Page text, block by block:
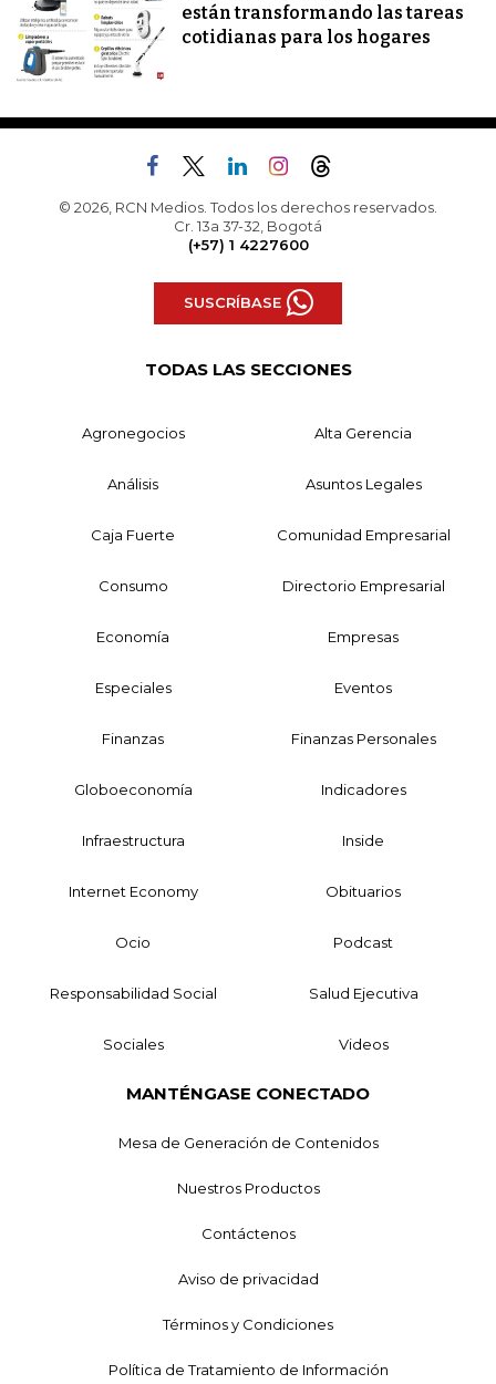
están transformando las tareas
cotidianas para los hogares
© 2026, RCN Medios. Todos los derechos reservados.
Cr. 13a 37-32, Bogotá
(+57) 1 4227600
SUSCRÍBASE
TODAS LAS SECCIONES
Agronegocios Alta Gerencia
Análisis Asuntos Legales
Caja Fuerte Comunidad Empresarial
Consumo Directorio Empresarial
Economía Empresas
Especiales Eventos
Finanzas Finanzas Personales
Globoeconomía Indicadores
Infraestructura Inside
Internet Economy Obituarios
Ocio Podcast
Responsabilidad Social Salud Ejecutiva
Sociales Videos
MANTÉNGASE CONECTADO
Mesa de Generación de Contenidos
Nuestros Productos
Contáctenos
Aviso de privacidad
Términos y Condiciones
Política de Tratamiento de Información